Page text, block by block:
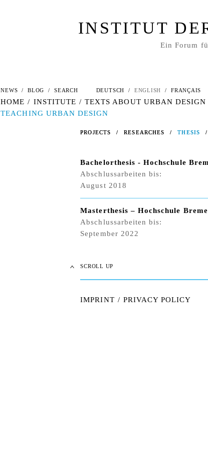
INSTITUT
Ein Forum
NEWS / BLOG / SEARCH DEUTSCH / ENGLISH / FRANÇAIS
HOME / INSTITUTE / TEXTS ABOUT URBAN DESIGN
TEACHING URBAN DESIGN
PROJECTS / RESEARCHES / THESIS /
PROJECTS / RESEARCHES / THESIS /
Bachelorthesis - Hochschule
Abschlussarbeiten bis:
August 2018
Masterthesis – Hochschule
Abschlussarbeiten bis:
September 2022
SCROLL UP
IMPRINT / PRIVACY POLICY